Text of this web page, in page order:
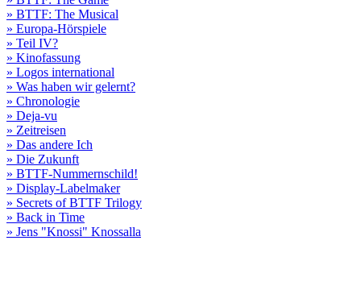
» BTTF: The Musical
» Europa-Hörspiele
» Teil IV?
» Kinofassung
» Logos international
» Was haben wir gelernt?
» Chronologie
» Deja-vu
» Zeitreisen
» Das andere Ich
» Die Zukunft
» BTTF-Nummernschild!
» Display-Labelmaker
» Secrets of BTTF Trilogy
» Back in Time
» Jens "Knossi" Knossalla